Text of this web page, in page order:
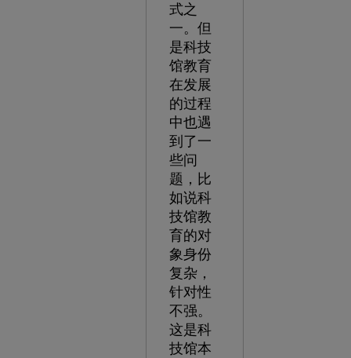
式之
一。但
是科技
馆教育
在发展
的过程
中也遇
到了一
些问
题，比
如说科
技馆教
育的对
象身份
复杂，
针对性
不强。
这是科
技馆本